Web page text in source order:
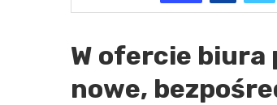
W ofercie biura
nowe,